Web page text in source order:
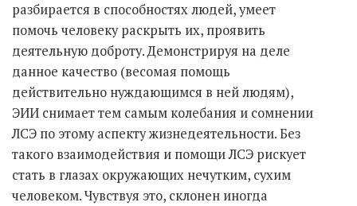
разбирается в способностях людей, умеет
помочь человеку раскрыть их, проявить
деятельную доброту. Демонстрируя на деле
данное качество (весомая помощь
действительно нуждающимся в ней людям),
ЭИИ снимает тем самым колебания и сомнении
ЛСЭ по этому аспекту жизнедеятельности. Без
такого взаимодействия и помощи ЛСЭ рискует
стать в глазах окружающих нечутким, сухим
человеком. Чувствуя это, склонен иногда